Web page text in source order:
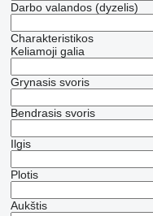
Darbo valandos (dyzelis)
Charakteristikos
Keliamoji galia
Grynasis svoris
Bendrasis svoris
Ilgis
Plotis
Aukštis